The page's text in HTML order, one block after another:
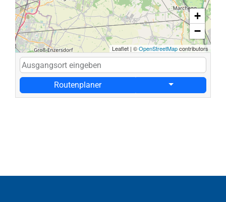
+
−
Leaflet | ©OpenStreetMapcontributors
Routenplaner